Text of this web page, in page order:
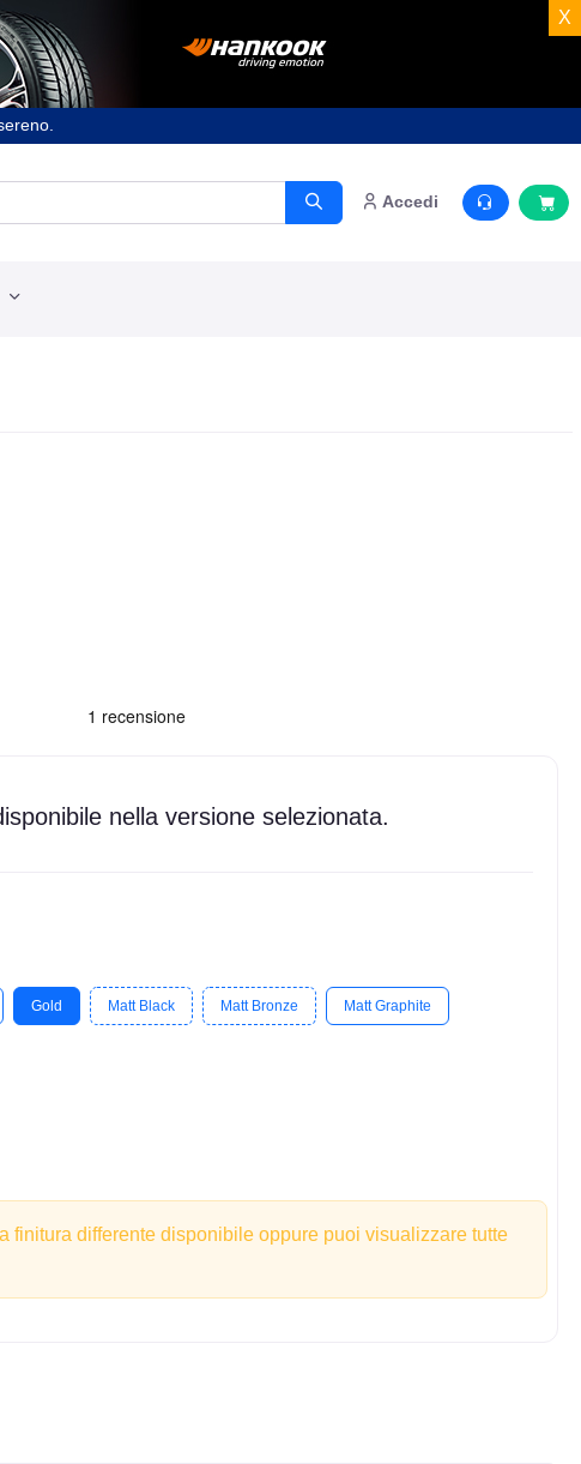
X
Accedi
nella versione selezionata.
Gold Matt Black Matt Bronze Matt Graphite
finitura differente disponibile oppure puoi visualizzare tutte